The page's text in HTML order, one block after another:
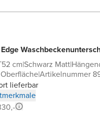
cm|Schwarz Matt|
|Artikelnummer
lieferbar